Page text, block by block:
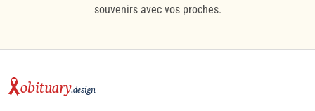
souvenirs avec vos proches.
obituary.design